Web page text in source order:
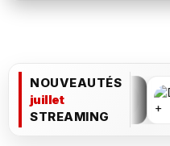
NOUVEAUTÉS
juillet
STREAMING